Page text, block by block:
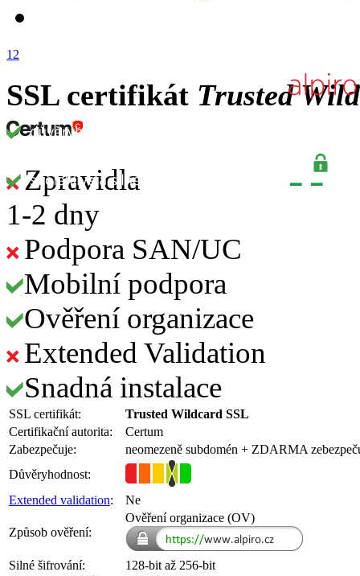
1 2
SSL certifikát Trusted
Zpravidla
1-2 dny
Podpora SAN/UC
Mobilní podpora
Ověření organizace
Extended Validation
Snadná instalace
SSL certifikát:
Trusted Wildcard SSL
Certifikační autorita:
Certum
Zabezpečuje:
neomezeně subdomén + ZDARMA
Důvěryhodnost:
Extended validation: Ne
Způsob ověření:
Ověření organizace (OV)
Silné šifrování:
128-bit až 256-bit